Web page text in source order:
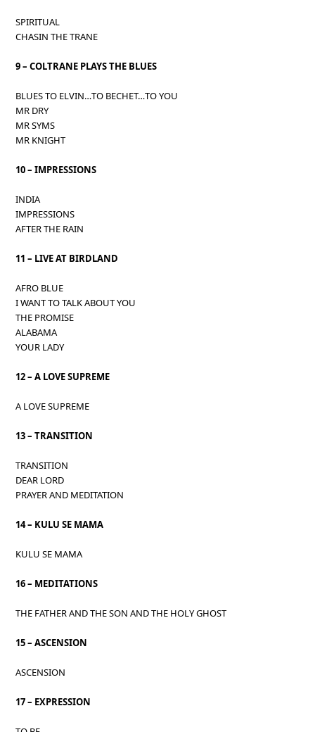
SPIRITUAL
CHASIN THE TRANE
9 – COLTRANE PLAYS THE BLUES
BLUES TO ELVIN…TO BECHET…TO YOU
MR DRY
MR SYMS
MR KNIGHT
10 – IMPRESSIONS
INDIA
IMPRESSIONS
AFTER THE RAIN
11 – LIVE AT BIRDLAND
AFRO BLUE
I WANT TO TALK ABOUT YOU
THE PROMISE
ALABAMA
YOUR LADY
12 – A LOVE SUPREME
A LOVE SUPREME
13 – TRANSITION
TRANSITION
DEAR LORD
PRAYER AND MEDITATION
14 – KULU SE MAMA
KULU SE MAMA
16 – MEDITATIONS
THE FATHER AND THE SON AND THE HOLY GHOST
15 – ASCENSION
ASCENSION
17 – EXPRESSION